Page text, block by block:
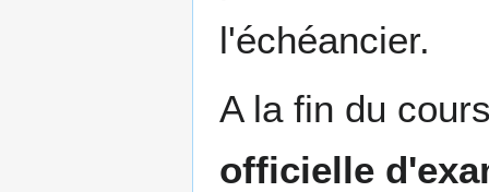
l'échéancier.
A la fin du
officielle